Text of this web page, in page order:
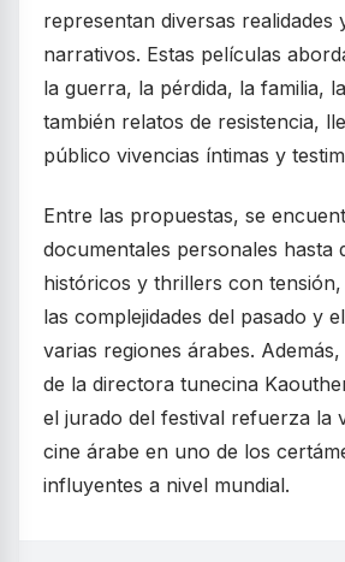
representan diversas realidades
narrativos. Estas películas
la guerra, la pérdida, la familia,
también relatos de resistencia,
público vivencias íntimas y
Entre las propuestas, se
documentales personales hasta
históricos y thrillers con
las complejidades del pasado y
varias regiones árabes.
de la directora tunecina
el jurado del festival refuerza la
cine árabe en uno de los
influyentes a nivel mundial.